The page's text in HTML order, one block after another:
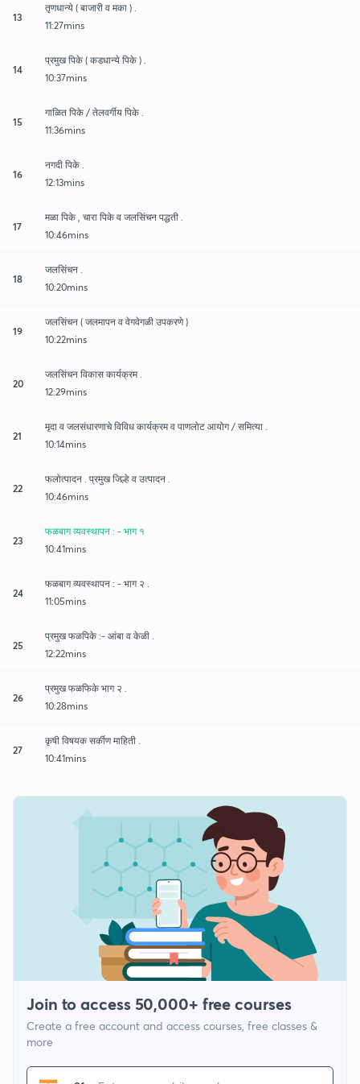
13
तृणधान्ये ( बाजारी व मका ) .
11:27mins
14
प्रमुख पिके ( कडधान्ये पिके ) .
10:37mins
15
गाळित पिके / तेलवर्गीय पिके .
11:36mins
16
नगदी पिके .
12:13mins
17
मळा पिके , चारा पिके व जलसिंचन पद्धती .
10:46mins
18
जलसिंचन .
10:20mins
19
जलसिंचन ( जलमापन व वेगवेगळी उपकरणे )
10:22mins
20
जलसिंचन विकास कार्यक्रम .
12:29mins
21
मृदा व जलसंधारणाचे विविध कार्यक्रम व पाणलोट आयोग / समित्या .
10:14mins
22
फलोत्पादन . प्रमुख जिल्हे व उत्पादन .
10:46mins
23
फळबाग व्यवस्थापन : - भाग १
10:41mins
24
फळबाग व्यवस्थापन : - भाग २ .
11:05mins
25
प्रमुख फळपिके :- आंबा व केळी .
12:22mins
26
प्रमुख फळफिके भाग २ .
10:28mins
27
कृषी विषयक सर्कीण माहिती .
10:41mins
Join to access 50,000+ free courses
Create a free account and access courses, free classes &
more